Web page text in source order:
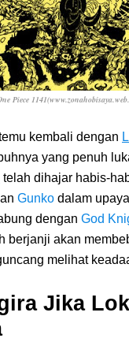
Piece
kembali dengan
yang penuh
telah dihajar habis-
Gunko dalam
dengan God
berjanji akan
melihat
Jika